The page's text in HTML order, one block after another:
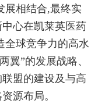
展相结合,最终实
心在凯莱英医药
全球竞争力的高水
翼”的发展战略、
盟的建设及与高
源布局。